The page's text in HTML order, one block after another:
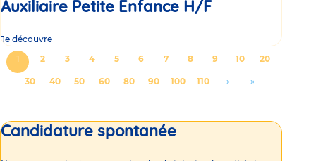
Auxiliaire Petite Enfance H/F
Je découvre
Pagination
Page
courante
1 Page
2 Page
3 Page
4 Page
5 Page
6 Page
7 Page
8 Page
9 Page
10 Page
20
Page
30 Page
40 Page
50 Page
60 Page
80 Page
90 Page
100 Page
110
Aller
›
Aller
dernière
»
Candidature spontanée